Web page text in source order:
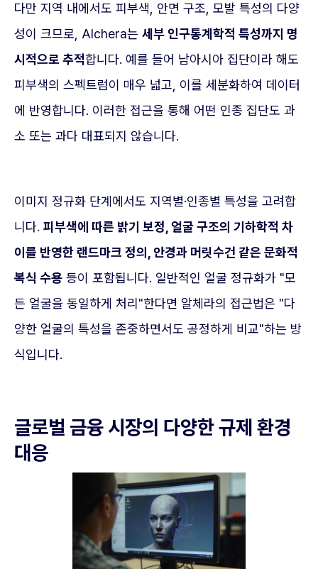
다만 지역 내에서도 피부색, 안면 구조, 모발 특성의 다양
성이 크므로, Alchera는 세부 인구통계학적 특성까지 명
시적으로 추적합니다. 예를 들어 남아시아 집단이라 해도
피부색의 스펙트럼이 매우 넓고, 이를 세분화하여 데이터
에 반영합니다. 이러한 접근을 통해 어떤 인종 집단도 과
소 또는 과다 대표되지 않습니다.
이미지 정규화 단계에서도 지역별·인종별 특성을 고려합
니다. 피부색에 따른 밝기 보정, 얼굴 구조의 기하학적 차
이를 반영한 랜드마크 정의, 안경과 머릿수건 같은 문화적
복식 수용 등이 포함됩니다. 일반적인 얼굴 정규화가 "모
든 얼굴을 동일하게 처리"한다면 알체라의 접근법은 "다
양한 얼굴의 특성을 존중하면서도 공정하게 비교"하는 방
식입니다.
글로벌 금융 시장의 다양한 규제 환경
대응